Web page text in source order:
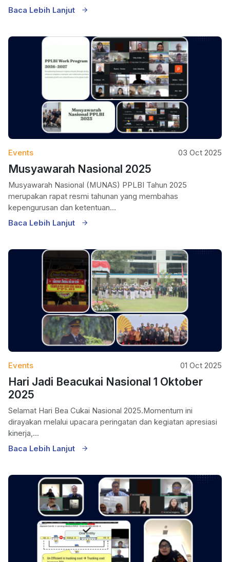
Baca Lebih Lanjut
Events 03 Oct 2025
Musyawarah Nasional 2025
Musyawarah Nasional (MUNAS) PPLBI Tahun 2025
merupakan rapat resmi tahunan yang membahas
kepengurusan dan ketentuan...
Baca Lebih Lanjut
Events 01 Oct 2025
Hari Jadi Beacukai Nasional 1 Oktober
2025
Selamat Hari Bea Cukai Nasional 2025.Momentum ini
dirayakan melalui upacara peringatan dan kegiatan apresiasi
kinerja,...
Baca Lebih Lanjut